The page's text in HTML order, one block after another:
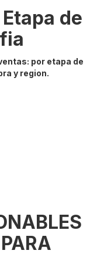
de
por etapa de
y region.